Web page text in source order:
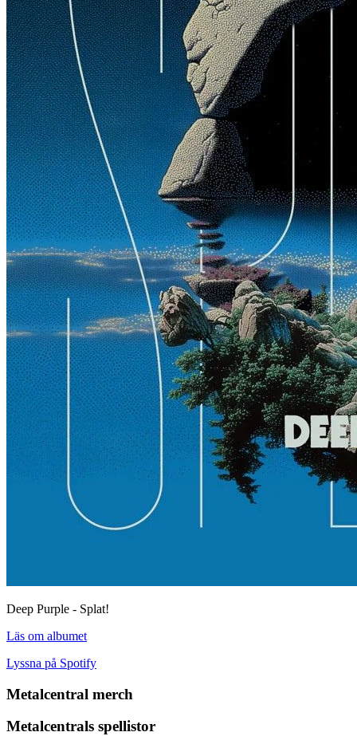
Deep Purple - Splat!
Läs om albumet
Lyssna på Spotify
Metalcentral merch
Metalcentrals spellistor